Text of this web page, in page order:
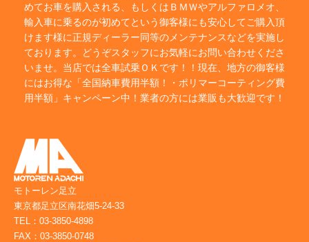
めてお車を購入される、もしくはＢＭＷやアルファロメオ、
輸入車に乗るのが初めてという御客様にも安心してご購入頂
けます様に正規ディーラー同等のメンテナンスなどを実施し
ております。どうぞスタッフにお気軽にお問い合わせくださ
いませ。当店では全車試乗ＯＫです！！現在、地方の御客様
にはお得な「全国納車費用半額！・ポリマーコーティング費
用半額」キャンペーン中！業者の方には業販も大歓迎です！
モトーレン足立
東京都足立区南花畑5-24-33
TEL：03-3850-4898
FAX：03-3850-0748